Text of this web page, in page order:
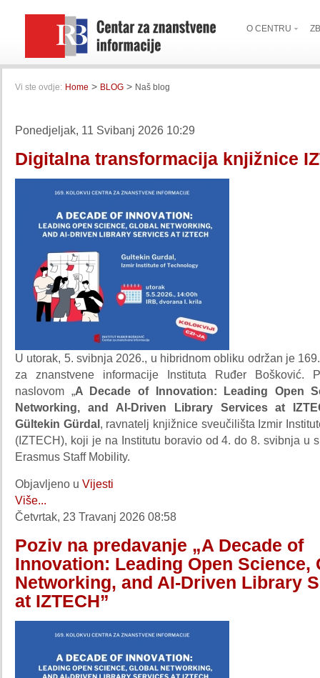
O CENTRU
Vi ste ovdje: Home > BLOG > Naš blog
Ponedjeljak, 11 Svibanj 2026 10:29
Digitalna transformacija knjižnice
U utorak, 5. svibnja 2026., u hibridnom obliku održan je
za znanstvene informacije Instituta Ruđer Bošković.
naslovom „A Decade of Innovation: Leading Open
Networking, and AI-Driven Library Services at
Gültekin Gürdal, ravnatelj knjižnice sveučilišta Izmir
(IZTECH), koji je na Institutu boravio od 4. do 8. svibnja u
Erasmus Staff Mobility.
Objavljeno u Vijesti
Više...
Četvrtak, 23 Travanj 2026 08:58
Poziv na predavanje „A Decade of
Innovation: Leading Open Science,
Networking, and AI-Driven Library
at IZTECH”